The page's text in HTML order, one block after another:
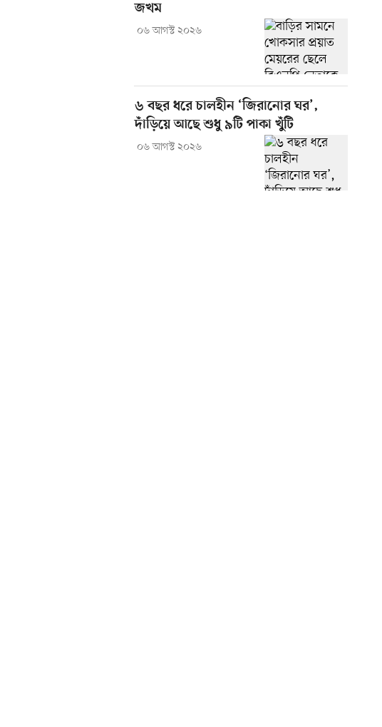
জখম
০৬ আগস্ট ২০২৬
৬ বছর ধরে চালহীন ‘জিরানোর ঘর’,
দাঁড়িয়ে আছে শুধু ৯টি পাকা খুঁটি
০৬ আগস্ট ২০২৬